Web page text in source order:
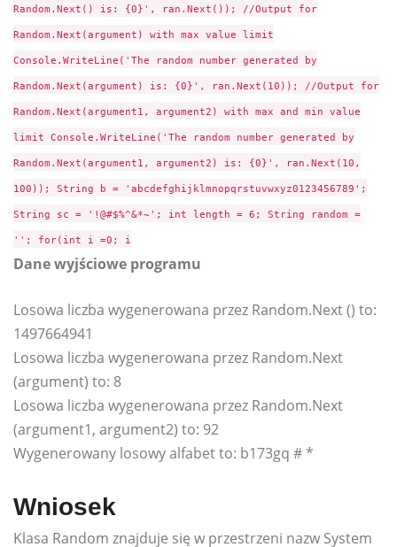
Random.Next() is: {0}', ran.Next()); //Output for
Random.Next(argument) with max value limit
Console.WriteLine('The random number generated by
Random.Next(argument) is: {0}', ran.Next(10)); //Output for
Random.Next(argument1, argument2) with max and min value
limit Console.WriteLine('The random number generated by
Random.Next(argument1, argument2) is: {0}', ran.Next(10,
100)); String b = 'abcdefghijklmnopqrstuvwxyz0123456789';
String sc = '!@#$%^&*~'; int length = 6; String random =
''; for(int i =0; i
Dane wyjściowe programu
Losowa liczba wygenerowana przez Random.Next () to:
1497664941
Losowa liczba wygenerowana przez Random.Next
(argument) to: 8
Losowa liczba wygenerowana przez Random.Next
(argument1, argument2) to: 92
Wygenerowany losowy alfabet to: b173gq # *
Wniosek
Klasa Random znajduje się w przestrzeni nazw System